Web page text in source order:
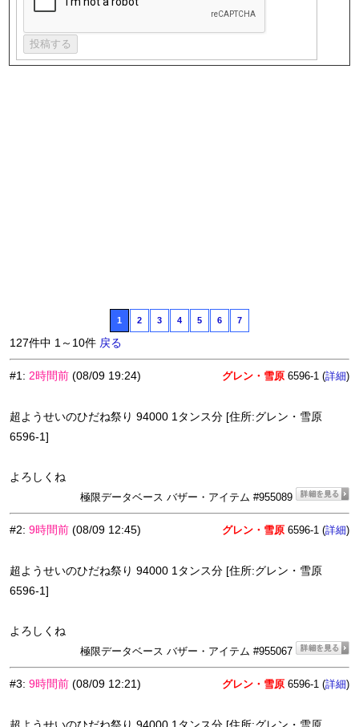
1 2 3 4 5 6 7
127件中 1～10件 戻る
#1: 2時間前 (08/09 19:24) グレン・雪原 6596-1 (詳細)
超ようせいのひだね祭り 94000 1タンス分 [住所:グレン・雪原
6596-1]
よろしくね
極限データベース バザー・アイテム #955089
#2: 9時間前 (08/09 12:45) グレン・雪原 6596-1 (詳細)
超ようせいのひだね祭り 94000 1タンス分 [住所:グレン・雪原
6596-1]
よろしくね
極限データベース バザー・アイテム #955067
#3: 9時間前 (08/09 12:21) グレン・雪原 6596-1 (詳細)